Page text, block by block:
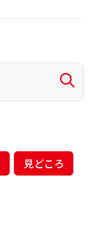
見どころ